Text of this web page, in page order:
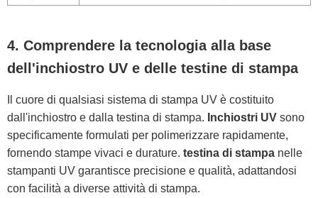
4. Comprendere la tecnologia alla base
dell'inchiostro UV e delle testine di stampa
Il cuore di qualsiasi sistema di stampa UV è costituito
dall'inchiostro e dalla testina di stampa. Inchiostri UV sono
specificamente formulati per polimerizzare rapidamente,
fornendo stampe vivaci e durature. testina di stampa nelle
stampanti UV garantisce precisione e qualità, adattandosi
con facilità a diverse attività di stampa.